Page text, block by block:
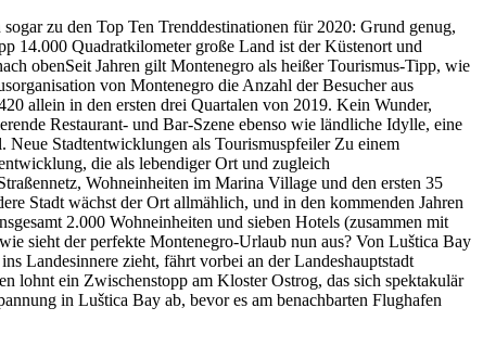
zu den Top Ten Trenddestinationen für 2020: Grund genug,
14.000 Quadratkilometer große Land ist der Küstenort und
obenSeit Jahren gilt Montenegro als heißer Tourismus-Tipp, wie
von Montenegro die Anzahl der Besucher aus
allein in den ersten drei Quartalen von 2019. Kein Wunder,
Restaurant- und Bar-Szene ebenso wie ländliche Idylle, eine
Neue Stadtentwicklungen als Tourismuspfeiler Zu einem
die als lebendiger Ort und zugleich
Wohneinheiten im Marina Village und den ersten 35
Stadt wächst der Ort allmählich, und in den kommenden Jahren
2.000 Wohneinheiten und sieben Hotels (zusammen mit
sieht der perfekte Montenegro-Urlaub nun aus? Von Luštica Bay
Landesinnere zieht, fährt vorbei an der Landeshauptstadt
lohnt ein Zwischenstopp am Kloster Ostrog, das sich spektakulär
in Luštica Bay ab, bevor es am benachbarten Flughafen